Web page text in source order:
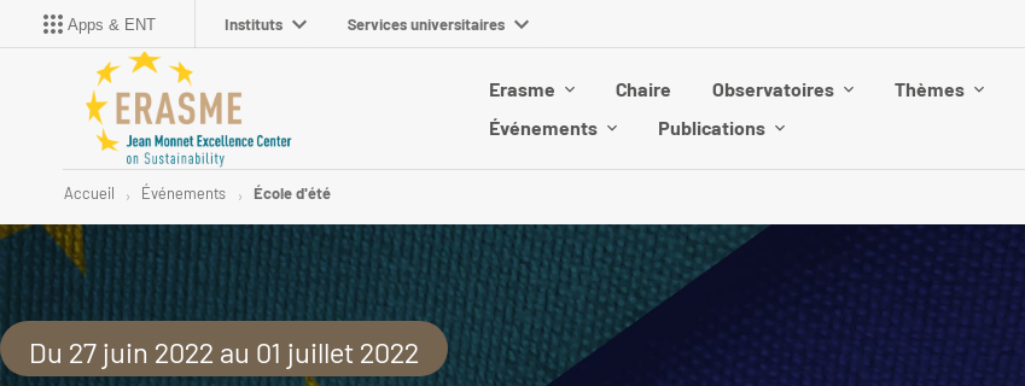
Apps & ENT Instituts Services universitaires
Erasme Chaire Observatoires Thèmes
Événements
Publications
Accueil Événements École d'été
Du 27 juin 2022 au 01 juillet 2022